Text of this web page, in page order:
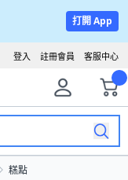
打開 App
客服中心
註冊會員
登入
糕點